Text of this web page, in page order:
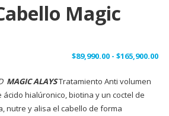
Magic
$89,990.00 - $165,900.00
MAGIC ALAYSTratamiento Anti volumen
hialúronico, biotina y un coctel de
nutre y alisa el cabello de forma